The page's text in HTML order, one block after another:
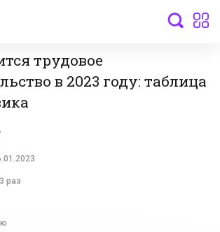
трудовое
в 2023 году: таблица
раз